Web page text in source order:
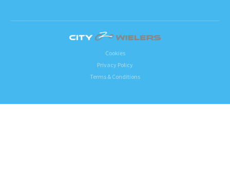
Cookies
Privacy Policy
Terms & Conditions